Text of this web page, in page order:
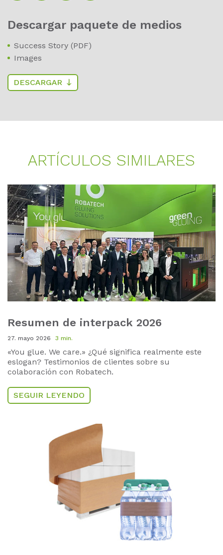
Des­car­gar paque­te de me­di­os
Success Story (PDF)
Images
DESCARGAR
AR­TÍ­CU­LOS SI­MI­LA­RES
Resumen de interpack 2026
27. mayo 2026 3 min.
«You glue. We care.» ¿Qué significa realmente este
eslogan? Testimonios de clientes sobre su
colaboración con Robatech.
SEGUIR LEYENDO